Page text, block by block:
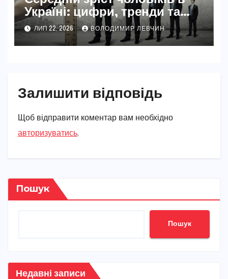
Україні: цифри, тренди та
реальність 2026
ЛИП 22, 2026 ВОЛОДИМИР ЛЕВЧИН
Залишити відповідь
Щоб відправити коментар вам необхідно
авторизуватись.
Пошук
Пошук
Недавні записи